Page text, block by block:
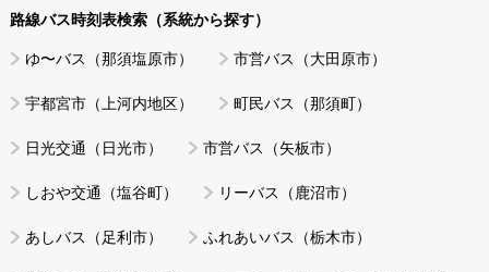
路線バス時刻表検索（系統から探す）
ゆ〜バス（那須塩原市） 市営バス（大田原市）
宇都宮市（上河内地区） 町民バス（那須町）
日光交通（日光市） 市営バス（矢板市）
しおや交通（塩谷町） リーバス（鹿沼市）
あしバス（足利市） ふれあいバス（栃木市）